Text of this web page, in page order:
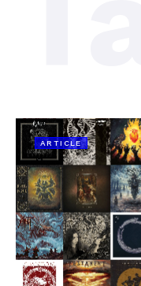
ARTICLE